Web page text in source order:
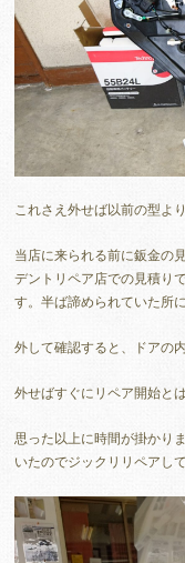
これさえ外せば以前の型よ
当店に来られる前に鈑金の
デントリペア店での見積り
す。半ば諦められていた所
外して確認すると、ドアの
外せばすぐにリペア開始と
思った以上に時間が掛かり
いたのでジックリリペアし